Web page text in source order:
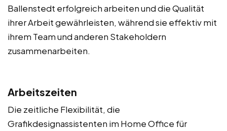
Ballenstedt erfolgreich arbeiten und die Qualität
ihrer Arbeit gewährleisten, während sie effektiv mit
ihrem Team und anderen Stakeholdern
zusammenarbeiten.
Arbeitszeiten
Die zeitliche Flexibilität, die
Grafikdesignassistenten im Home Office für